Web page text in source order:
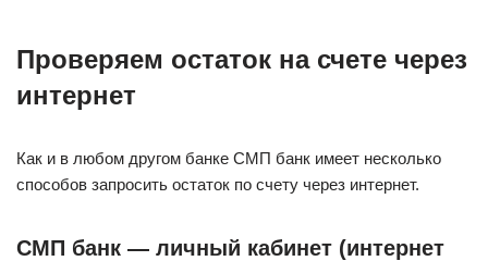
Проверяем остаток на счете через
интернет
Как и в любом другом банке СМП банк имеет несколько
способов запросить остаток по счету через интернет.
СМП банк — личный кабинет (интернет